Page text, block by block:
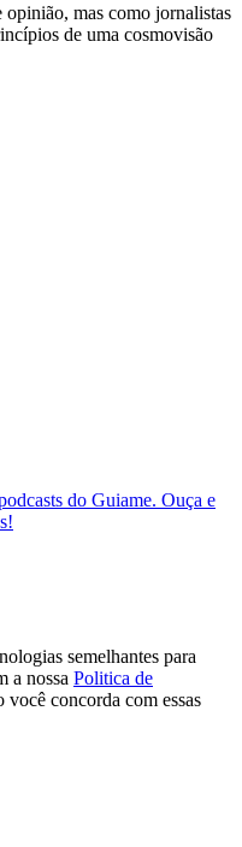
mas como jornalistas
de uma cosmovisão
do Guiame. Ouça e
semelhantes para
a nossa Politica de
concorda com essas